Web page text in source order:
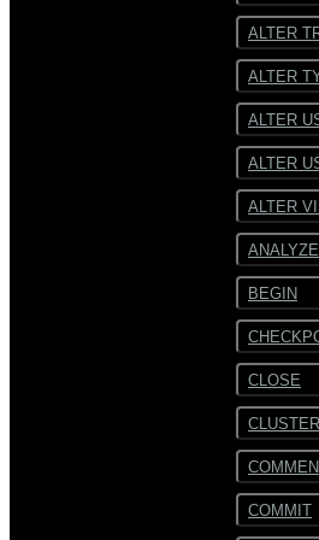
ALTER
ALTER
ALTER
ALTER
ALTER
ANALYZE
BEGIN
CLOSE
CLUSTER
COMMIT